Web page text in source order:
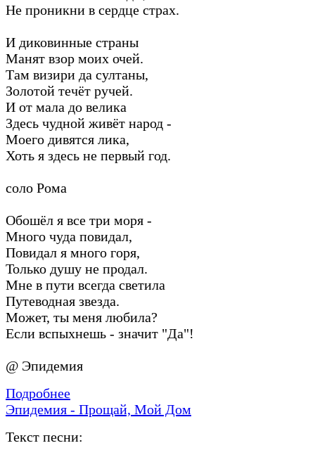
Не проникни в сердце страх.
И диковинные страны
Манят взор моих очей.
Там визири да султаны,
Золотой течёт ручей.
И от мала до велика
Здесь чудной живёт народ -
Моего дивятся лика,
Хоть я здесь не первый год.
соло Рома
Обошёл я все три моря -
Много чуда повидал,
Повидал я много горя,
Только душу не продал.
Мне в пути всегда светила
Путеводная звезда.
Может, ты меня любила?
Если вспыхнешь - значит "Да"!
@ Эпидемия
Подробнее
Эпидемия - Прощай, Мой Дом
Текст песни: